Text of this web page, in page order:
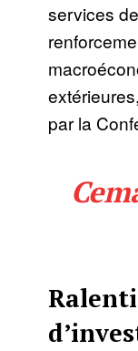
services
par la